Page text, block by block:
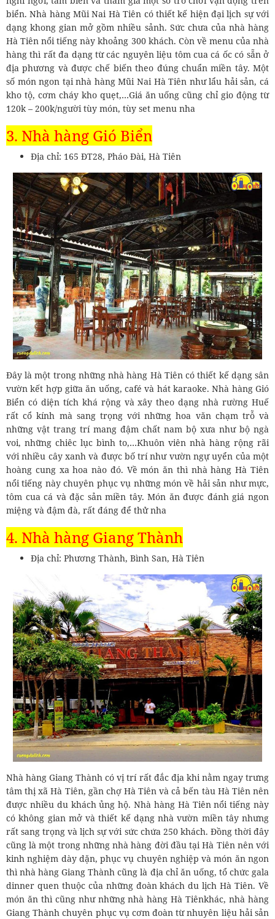
biển. Nhà hàng Mũi Nai Hà Tiên có thiết kế hiện đại lịch sự với
dạng khong gian mở gồm nhiều sảnh. Sức chưa của nhà hàng
Hà Tiên nổi tiếng này khoảng 300 khách. Còn về menu của nhà
hàng thì rất đa dạng từ các nguyên liệu tôm cua cá ốc có sẵn ở
địa phương và được chế biến theo đúng chuẩn miền tây. Một
số món ngon tại nhà hàng Mũi Nai Hà Tiên như lẩu hải sản, cá
kho tộ, cơm cháy kho quẹt,…Giá ăn uống cũng chỉ gio động từ
120k – 200k/người tùy món, tùy set menu nha
3. Nhà hàng Gió Biển
Địa chỉ: 165 ĐT28, Pháo Đài, Hà Tiên
Đây là một trong những nhà hàng Hà Tiên có thiết kế dạng sân
vườn kết hợp giữa ăn uống, café và hát karaoke. Nhà hàng Gió
Biển có diện tích khá rộng và xây theo dạng nhà rường Huế
rất cổ kính mà sang trọng với những hoa văn chạm trỗ và
những vật trang trí mang đậm chất nam bộ xưa như bộ ngà
voi, những chiêc lục bình to,…Khuôn viên nhà hàng rộng rãi
với nhiều cây xanh và được bố trí như vườn ngự uyển của một
hoàng cung xa hoa nào đó. Về món ăn thì nhà hàng Hà Tiên
nổi tiếng này chuyên phục vụ những món về hải sản như mực,
tôm cua cá và đặc sản miền tây. Món ăn được đánh giá ngon
miệng và đậm đà, rất đáng để thử nha
4. Nhà hàng Giang Thành
Địa chỉ: Phương Thành, Bình San, Hà Tiên
Nhà hàng Giang Thành có vị trí rất đắc địa khi nằm ngay trưng
tâm thị xã Hà Tiên, gần chợ Hà Tiên và cả bến tàu Hà Tiên nên
được nhiều du khách ủng hộ. Nhà hàng Hà Tiên nổi tiếng này
có không gian mở và thiết kế dạng nhà vườn miền tây nhưng
rất sang trọng và lịch sự với sức chứa 250 khách. Đồng thời đây
cũng là một trong những nhà hàng đời đầu tại Hà Tiên nên với
kinh nghiệm dày dặn, phục vụ chuyên nghiệp và món ăn ngon
thì nhà hàng Giang Thành cũng là địa chỉ ăn uống, tổ chức gala
dinner quen thuộc của những đoàn khách du lịch Hà Tiên. Về
món ăn thì cũng như những nhà hàng Hà Tiênkhác, nhà hàng
Giang Thành chuyên phục vụ cơm đoàn từ nhuyên liệu hải sản